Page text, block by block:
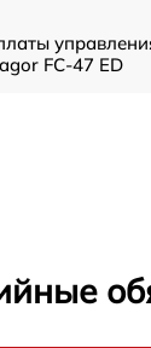
FC-47 ED